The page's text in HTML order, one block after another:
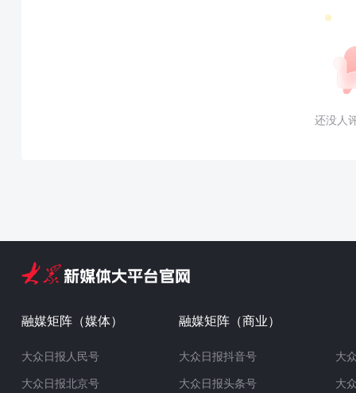
还没人
融媒矩阵（媒体）
大众日报人民号
大众日报北京号
融媒矩阵（商业）
大众日报抖音号
大众日报头条号
大
大